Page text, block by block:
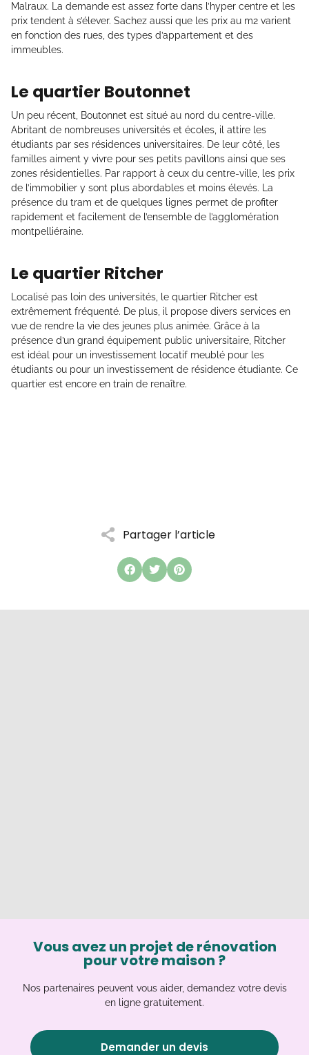
Partager l’article
Malraux. La demande est assez forte dans l’hyper centre et les
prix tendent à s’élever. Sachez aussi que les prix au m2 varient
en fonction des rues, des types d’appartement et des
immeubles.
Le quartier Boutonnet
Un peu récent, Boutonnet est situé au nord du centre-ville.
Abritant de nombreuses universités et écoles, il attire les
étudiants par ses résidences universitaires. De leur côté, les
familles aiment y vivre pour ses petits pavillons ainsi que ses
zones résidentielles. Par rapport à ceux du centre-ville, les prix
de l’immobilier y sont plus abordables et moins élevés. La
présence du tram et de quelques lignes permet de profiter
rapidement et facilement de l’ensemble de l’agglomération
montpelliéraine.
Le quartier Ritcher
Localisé pas loin des universités, le quartier Ritcher est
extrêmement fréquenté. De plus, il propose divers services en
vue de rendre la vie des jeunes plus animée. Grâce à la
présence d’un grand équipement public universitaire, Ritcher
est idéal pour un investissement locatif meublé pour les
étudiants ou pour un investissement de résidence étudiante. Ce
quartier est encore en train de renaître.
Vous avez un projet de rénovation
pour votre maison ?
Nos partenaires peuvent vous aider, demandez votre devis
en ligne gratuitement.
Demander un devis